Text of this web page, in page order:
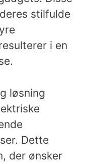
stilfulde
i en
løsning
Dette
der ønsker